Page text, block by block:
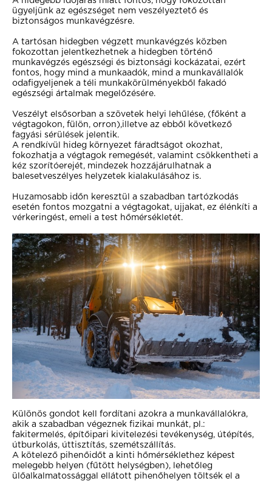
ügyeljünk az egészséget nem veszélyeztető és
biztonságos munkavégzésre.
A tartósan hidegben végzett munkavégzés közben
fokozottan jelentkezhetnek a hidegben történő
munkavégzés egészségi és biztonsági kockázatai, ezért
fontos, hogy mind a munkaadók, mind a munkavállalók
odafigyeljenek a téli munkakörülményekből fakadó
egészségi ártalmak megelőzésére.
Veszélyt elsősorban a szövetek helyi lehűlése, (főként a
végtagokon, fülön, orron),illetve az ebből következő
fagyási sérülések jelentik.
A rendkívül hideg környezet fáradtságot okozhat,
fokozhatja a végtagok remegését, valamint csökkentheti a
kéz szorítóerejét, mindezek hozzájárulhatnak a
balesetveszélyes helyzetek kialakulásához is.
Huzamosabb időn keresztül a szabadban tartózkodás
esetén fontos mozgatni a végtagokat, ujjakat, ez élénkíti a
vérkeringést, emeli a test hőmérsékletét.
Különös gondot kell fordítani azokra a munkavállalókra,
akik a szabadban végeznek fizikai munkát, pl.:
fakitermelés, építőipari kivitelezési tevékenység, útépítés,
útburkolás, úttisztítás, szemétszállítás.
A kötelező pihenőidőt a kinti hőmérséklethez képest
melegebb helyen (fűtött helységben), lehetőleg
ülőalkalmatossággal ellátott pihenőhelyen töltsék el a